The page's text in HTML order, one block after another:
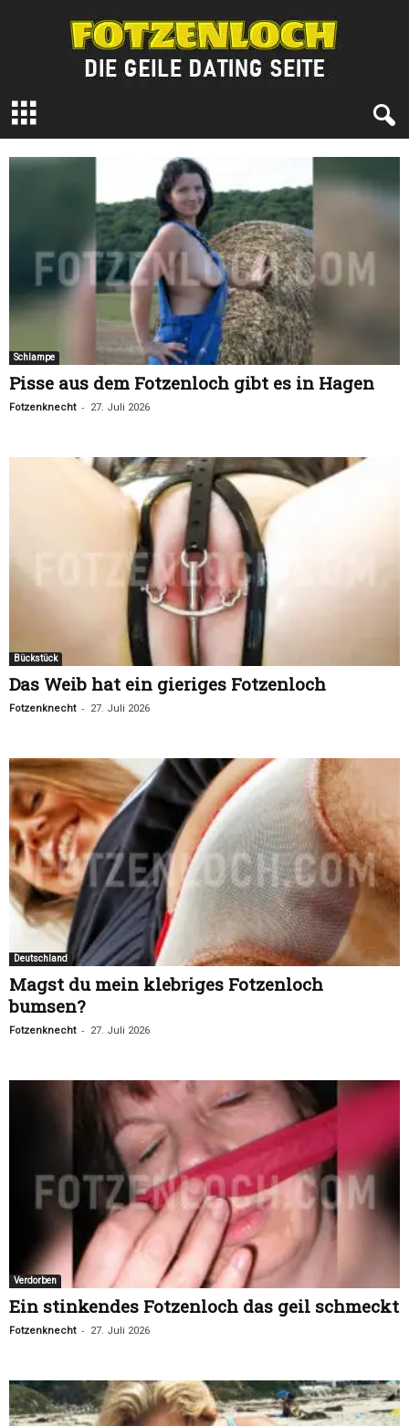
e
Schlampe
Pisse aus dem Fotzenloch gibt es in Hagen
Fotzenknecht - 27. Juli 2026
Bückstück
Das Weib hat ein gieriges Fotzenloch
Fotzenknecht - 27. Juli 2026
Deutschland
Magst du mein klebriges Fotzenloch
bumsen?
Fotzenknecht - 27. Juli 2026
Verdorben
Ein stinkendes Fotzenloch das geil schmeckt
Fotzenknecht - 27. Juli 2026